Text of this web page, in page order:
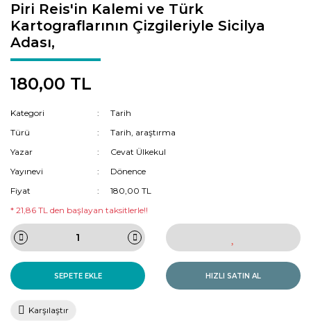
Piri Reis'in Kalemi ve Türk
Kartograflarının Çizgileriyle Sicilya
Adası,
180,00 TL
Kategori
Tarih
Türü
Tarih, araştırma
Yazar
Cevat Ülkekul
Yayınevi
Dönence
Fiyat
180,00 TL
* 21,86 TL den başlayan taksitlerle!!
SEPETE EKLE HIZLI SATIN AL
Karşılaştır